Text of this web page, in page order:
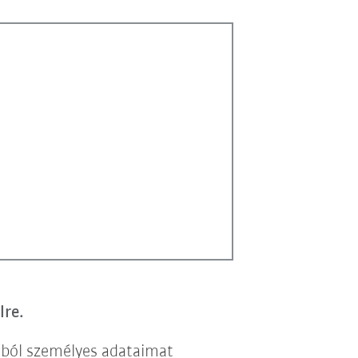
személyes adataimat